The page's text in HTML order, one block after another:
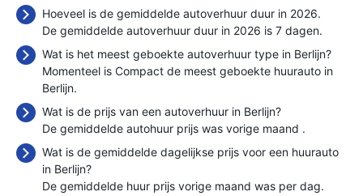
Hoeveel is de gemiddelde autoverhuur duur in 2026.
De gemiddelde autoverhuur duur in 2026 is 7 dagen.
Wat is het meest geboekte autoverhuur type in Berlijn?
Momenteel is Compact de meest geboekte huurauto in
Berlijn.
Wat is de prijs van een autoverhuur in Berlijn?
De gemiddelde autohuur prijs was vorige maand .
Wat is de gemiddelde dagelijkse prijs voor een huurauto
in Berlijn?
De gemiddelde huur prijs vorige maand was per dag.